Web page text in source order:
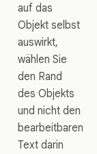
auf das
Objekt selbst
auswirkt,
wählen Sie
den Rand
des Objekts
und nicht den
bearbeitbaren
Text darin